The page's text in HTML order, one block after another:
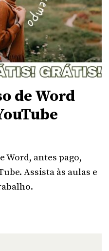
de Word
Word, antes pago,
Assista às aulas e